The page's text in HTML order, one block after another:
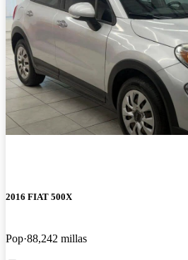
2016 FIAT 500X
Pop 88,242 millas